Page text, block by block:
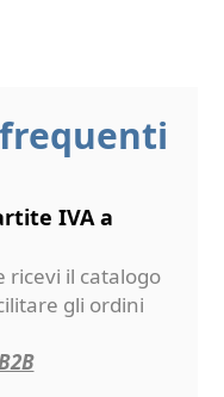
IVA a
ricevi il catalogo
gli ordini